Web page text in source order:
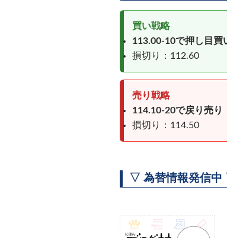
買い戦略
113.00-10で押し目買
損切り：112.60
売り戦略
114.10-20で戻り売り
損切り：114.50
▽ 為替情報発信中